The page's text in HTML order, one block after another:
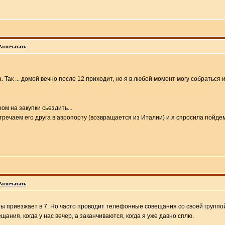
... домой вечно после 12 приходит, но я в любой момент могу собраться
на закупки сьездить...
его друга в аэропорту (возвращается из Италии) и я спросила
приезжает в 7. Но часто проводит телефонные совещания со своей
когда у нас вечер, а заканчиваются, когда я уже давно сплю.